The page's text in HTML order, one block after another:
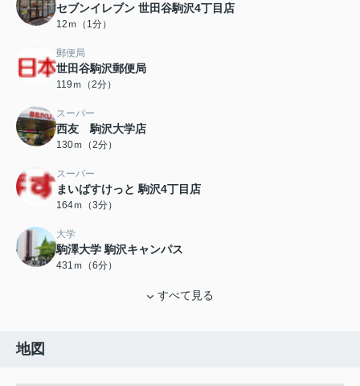
セブンイレブン 世田谷駒沢4丁目店
12ｍ（1分）
郵便局
世田谷駒沢郵便局
119ｍ（2分）
スーパー
西友 駒沢大学店
130ｍ（2分）
スーパー
まいばすけっと 駒沢4丁目店
164ｍ（3分）
大学
駒澤大学 駒沢キャンパス
431ｍ（6分）
すべて見る
地図